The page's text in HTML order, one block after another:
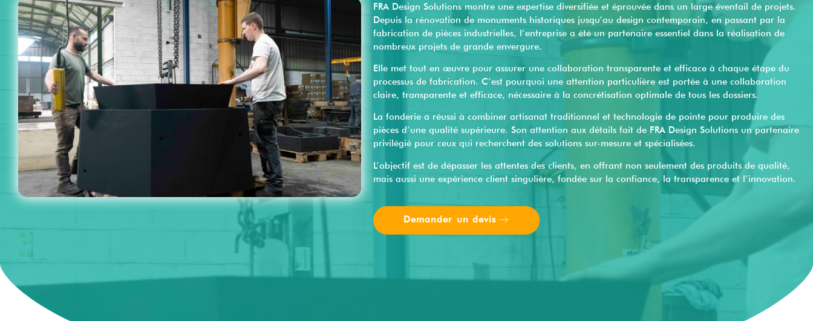
FRA Design Solutions montre une expertise diversifiée et éprouvée dans un large éventail de projets.
Depuis la rénovation de monuments historiques jusqu’au design contemporain, en passant par la
fabrication de pièces industrielles, l’entreprise a été un partenaire essentiel dans la réalisation de
nombreux projets de grande envergure.
Elle met tout en œuvre pour assurer une collaboration transparente et efficace à chaque étape du
processus de fabrication. C’est pourquoi une attention particulière est portée à une collaboration
claire, transparente et efficace, nécessaire à la concrétisation optimale de tous les dossiers.
La fonderie a réussi à combiner artisanat traditionnel et technologie de pointe pour produire des
pièces d’une qualité supérieure. Son attention aux détails fait de FRA Design Solutions un partenaire
privilégié pour ceux qui recherchent des solutions sur-mesure et spécialisées.
L’objectif est de dépasser les attentes des clients, en offrant non seulement des produits de qualité,
mais aussi une expérience client singulière, fondée sur la confiance, la transparence et l’innovation.
Demander un devis